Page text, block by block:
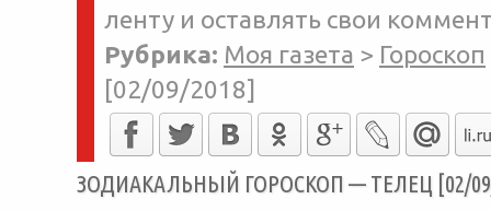
ленту и оставлять свои
Рубрика: Моя газета > Гороскоп
[02/09/2018]
ЗОДИАКАЛЬНЫЙ ГОРОСКОП — ТЕЛЕЦ [02/